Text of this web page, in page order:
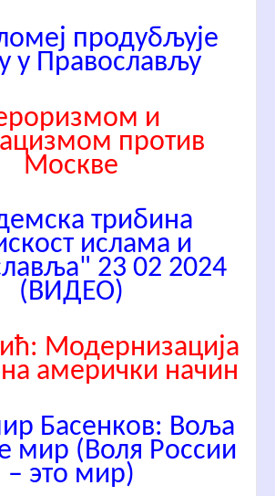
продубљује
у Православљу
и
против
Москве
трибина
ислама и
23 02 2024
(ВИДЕО)
Модернизација
амерички начин
Басенков: Воља
мир (Воля России
– это мир)